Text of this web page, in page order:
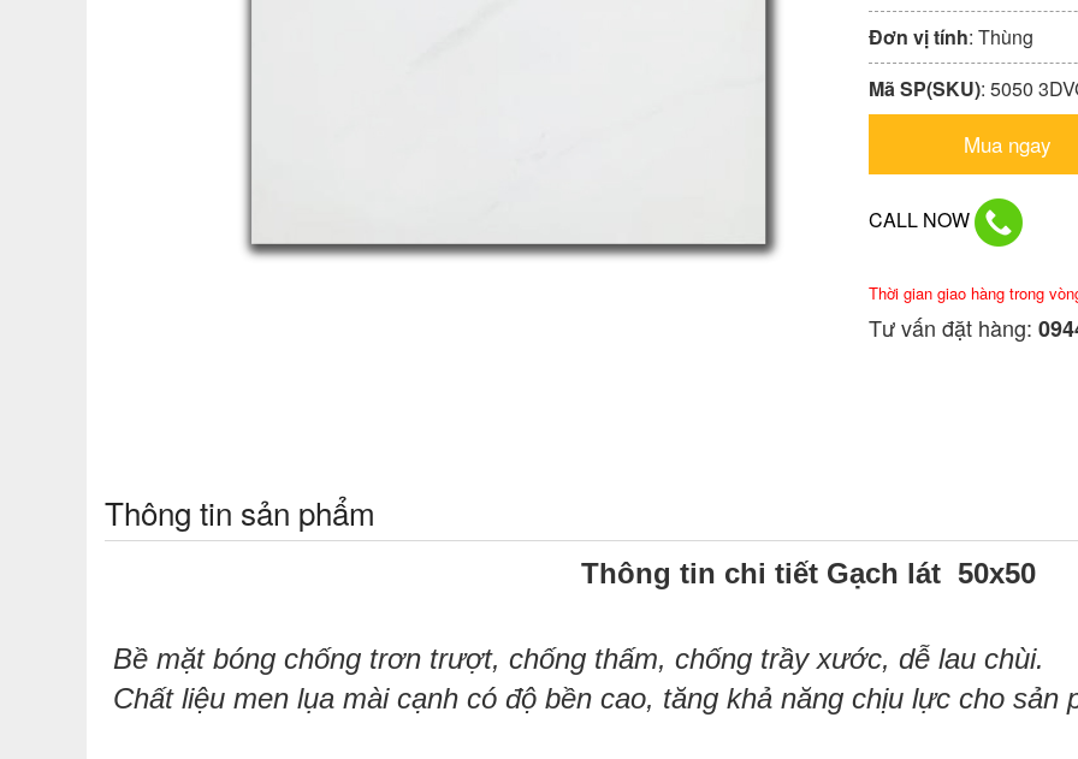
Đơn vị tính: Thùng
Mã SP(SKU): 5050
Mua ngay
CALL NOW
Thời gian giao hàng trong
Tư vấn đặt hàng:
Thông tin sản phẩm
Thông tin chi tiết Gạch lát 50x50
Bề mặt bóng chống trơn trượt, chống thấm, chống trầy xước, dễ lau chùi.
Chất liệu men lụa mài cạnh có độ bền cao, tăng khả năng chịu lực cho sản